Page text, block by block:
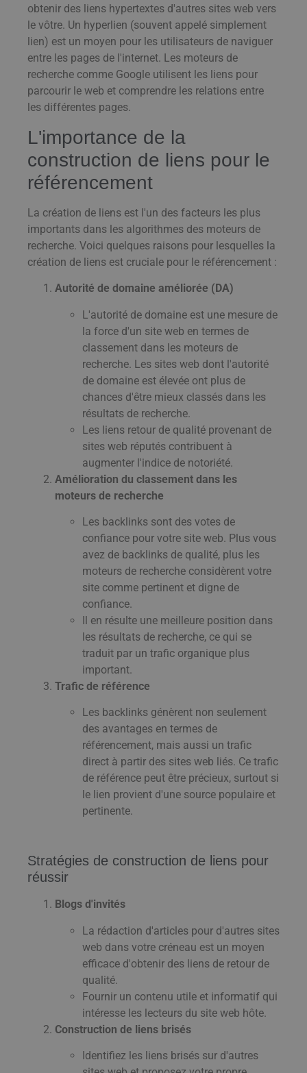
obtenir des liens hypertextes d'autres sites web vers
le vôtre. Un hyperlien (souvent appelé simplement
lien) est un moyen pour les utilisateurs de naviguer
entre les pages de l'internet. Les moteurs de
recherche comme Google utilisent les liens pour
parcourir le web et comprendre les relations entre
les différentes pages.
L'importance de la
construction de liens pour le
référencement
La création de liens est l'un des facteurs les plus
importants dans les algorithmes des moteurs de
recherche. Voici quelques raisons pour lesquelles la
création de liens est cruciale pour le référencement :
Autorité de domaine améliorée (DA)
L'autorité de domaine est une mesure de
la force d'un site web en termes de
classement dans les moteurs de
recherche. Les sites web dont l'autorité
de domaine est élevée ont plus de
chances d'être mieux classés dans les
résultats de recherche.
Les liens retour de qualité provenant de
sites web réputés contribuent à
augmenter l'indice de notoriété.
Amélioration du classement dans les
moteurs de recherche
Les backlinks sont des votes de
confiance pour votre site web. Plus vous
avez de backlinks de qualité, plus les
moteurs de recherche considèrent votre
site comme pertinent et digne de
confiance.
Il en résulte une meilleure position dans
les résultats de recherche, ce qui se
traduit par un trafic organique plus
important.
Trafic de référence
Les backlinks génèrent non seulement
des avantages en termes de
référencement, mais aussi un trafic
direct à partir des sites web liés. Ce trafic
de référence peut être précieux, surtout si
le lien provient d'une source populaire et
pertinente.
Stratégies de construction de liens pour
réussir
Blogs d'invités
La rédaction d'articles pour d'autres sites
web dans votre créneau est un moyen
efficace d'obtenir des liens de retour de
qualité.
Fournir un contenu utile et informatif qui
intéresse les lecteurs du site web hôte.
Construction de liens brisés
Identifiez les liens brisés sur d'autres